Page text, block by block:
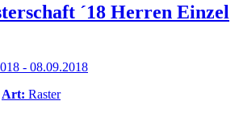
´18 Herren Einzel
- 08.09.2018
Art: Raster